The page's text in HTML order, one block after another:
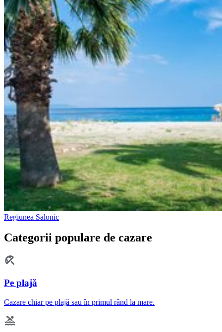
Regiunea Salonic
Categorii populare de cazare
Pe plajă
Cazare chiar pe plajă sau în primul rând la mare.